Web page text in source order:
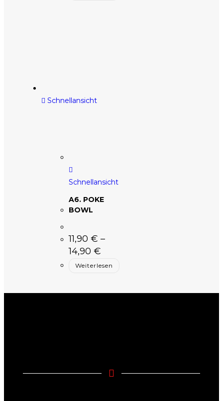
Schnellansicht
Schnellansicht
A6. POKE
BOWL
11,90 € –
14,90 €
Weiterlesen